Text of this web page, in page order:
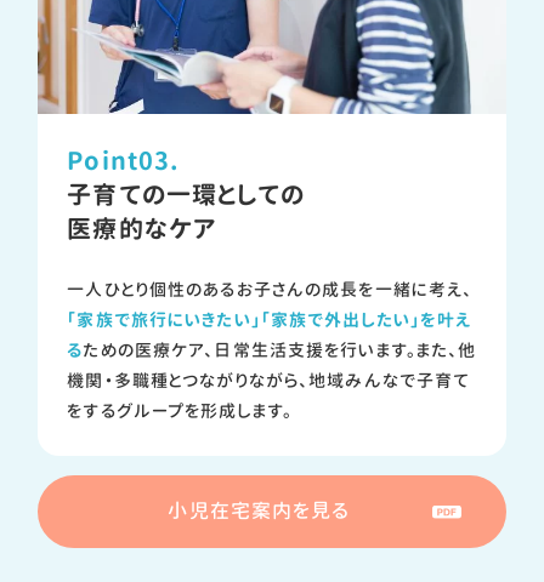
Point03.
子育ての一環としての
医療的なケア
一人ひとり個性のあるお子さんの成長を一緒に考え、
「家族で旅行にいきたい」「家族で外出したい」を叶え
るための医療ケア、日常生活支援を行います。また、他
機関・多職種とつながりながら、地域みんなで子育て
をするグループを形成します。
小児在宅案内を見る